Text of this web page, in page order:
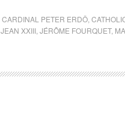
CARDINAL PETER ERDÖ
JEAN XXIII JÉRÔME FOURQUET,